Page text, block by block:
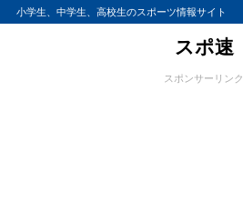
小学生、中学生、高校生のスポーツ情報サイト
スポ速
スポンサーリンク